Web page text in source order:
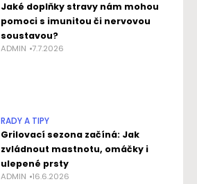
Jaké doplňky stravy nám mohou
pomoci s imunitou či nervovou
soustavou?
ADMIN 7.7.2026
RADY A TIPY
Grilovací sezona začíná: Jak
zvládnout mastnotu, omáčky i
ulepené prsty
ADMIN 16.6.2026